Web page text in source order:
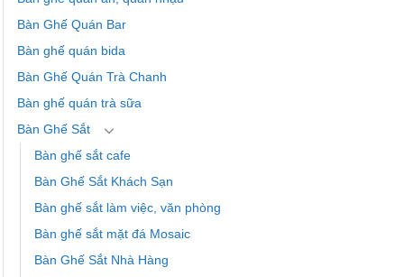
Bàn Ghế Quán Bar
Bàn ghế quán bida
Bàn Ghế Quán Trà Chanh
Bàn ghế quán trà sữa
Bàn Ghế Sắt
Bàn ghế sắt cafe
Bàn Ghế Sắt Khách Sạn
Bàn ghế sắt làm việc, văn phòng
Bàn ghế sắt mặt đá Mosaic
Bàn Ghế Sắt Nhà Hàng